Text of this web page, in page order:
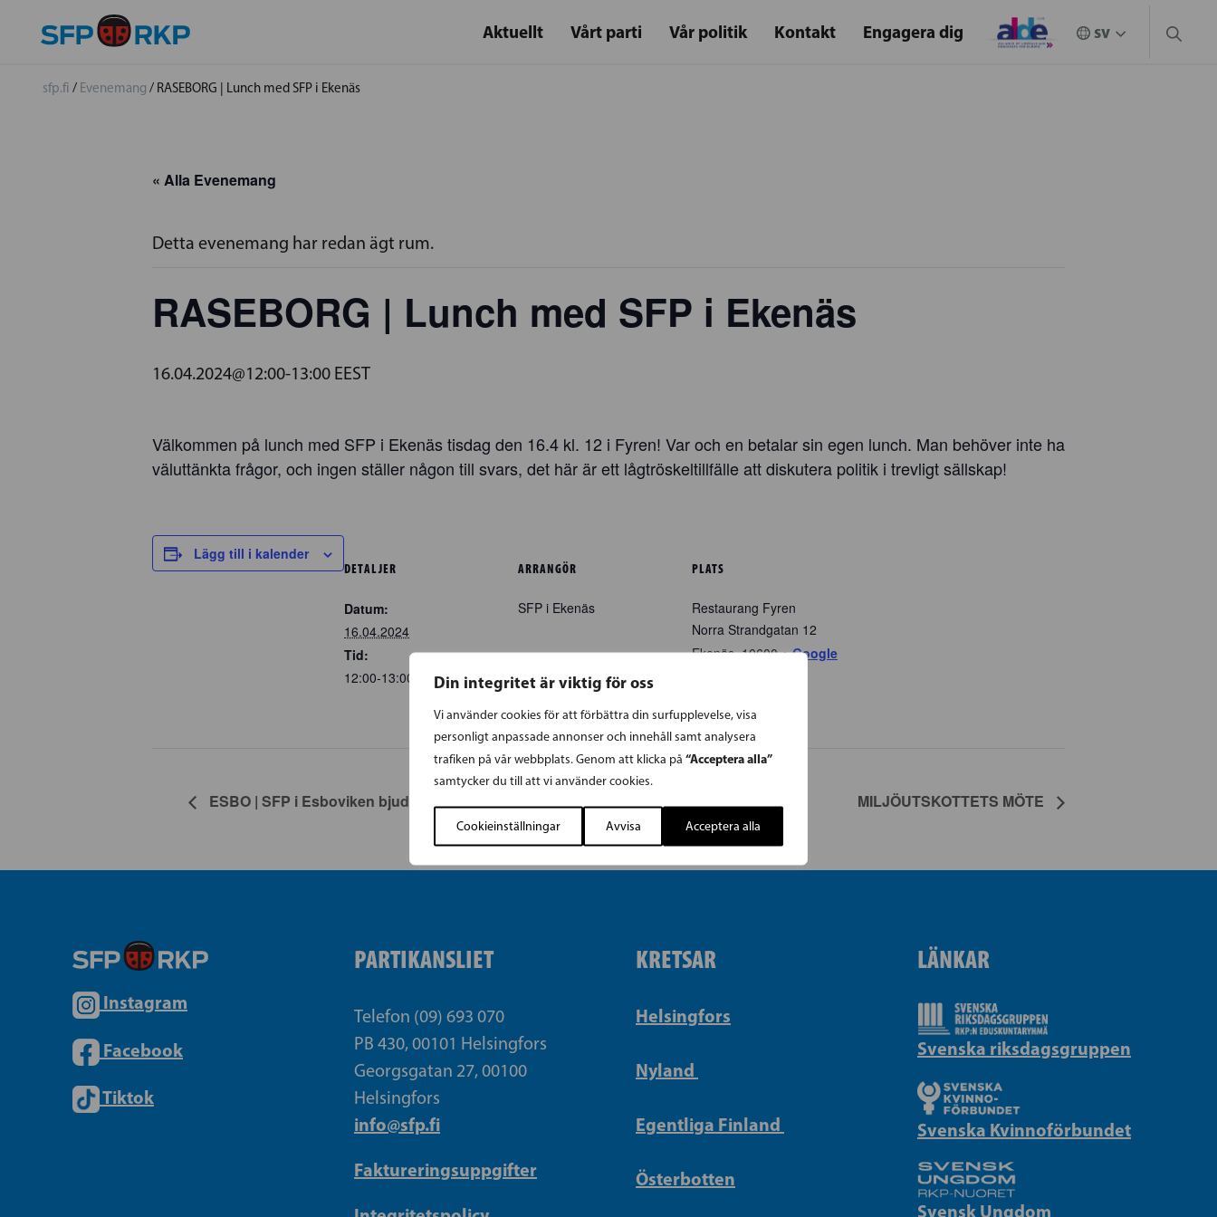
Din integritet är viktig för oss
Vi använder cookies för att förbättra din surfupplevelse, visa
personligt anpassade annonser och innehåll samt analysera
trafiken på vår webbplats. Genom att klicka på “Acceptera alla”
samtycker du till att vi använder cookies.
Cookieinställningar Avvisa Acceptera alla
Aktuellt Vårt parti Vår politik Kontakt Engagera dig
sfp.fi / Evenemang / RASEBORG | Lunch med SFP i Ekenäs
« Alla Evenemang
Detta evenemang har redan ägt rum.
RASEBORG | Lunch med SFP i Ekenäs
16.04.2024@12:00-13:00 EEST
Välkommen på lunch med SFP i Ekenäs tisdag den 16.4 kl. 12 i Fyren! Var och en betalar sin egen lunch. Man behöver inte ha
väluttänkta frågor, och ingen ställer någon till svars, det här är ett lågtröskeltillfälle att diskutera politik i trevligt sällskap!
Lägg till i kalender
DETALJER
Datum:
16.04.2024
Tid:
12:00-13:00
EEST
ARRANGÖR
SFP i Ekenäs
PLATS
Restaurang Fyren
Norra Strandgatan 12
Ekenäs, 10600 + Google
ESBO | SFP i Esboviken bjuder på plättar och EU-valsdiskussion MILJÖUTSKOTTETS MÖTE
Instagram
Facebook
Tiktok
PARTIKANSLIET
Telefon (09) 693 070
PB 430, 00101 Helsingfors
Georgsgatan 27, 00100
Helsingfors
info@sfp.fi
Faktureringsuppgifter
KRETSAR
Helsingfors
Nyland
Egentliga Finland
Österbotten
LÄNKAR
Svenska riksdagsgruppen
Svenska Kvinnoförbundet
Svensk Ungdom